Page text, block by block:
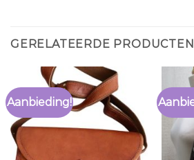
GERELATEERDE PRODUCTEN
Aanbieding!